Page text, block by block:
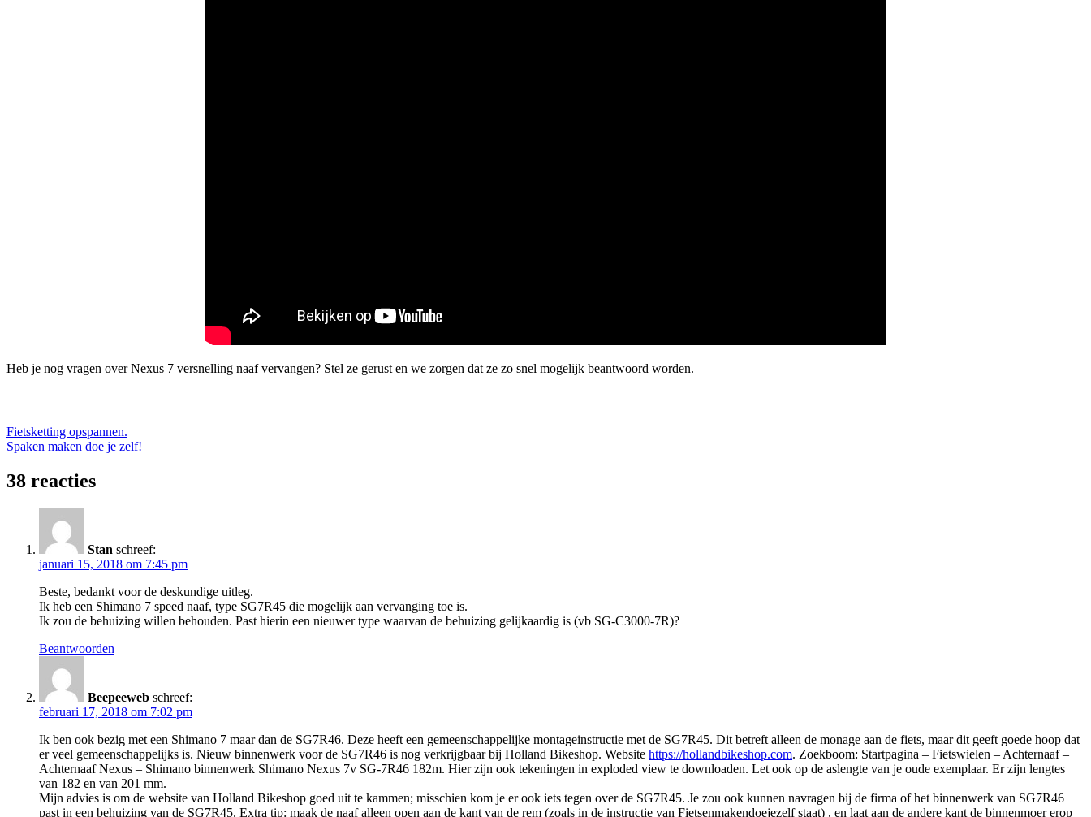
Heb je nog vragen over Nexus 7 versnelling naaf vervangen? Stel ze gerust en we zorgen dat ze zo snel mogelijk beantwoord worden.
Bericht
navigatie
Vorige
bericht:
Fietsketting opspannen.
Volgende
Spaken maken doe je zelf!
38 reacties
Stan schreef:
januari 15, 2018 om 7:45 pm
Beste, bedankt voor de deskundige uitleg.
Ik heb een Shimano 7 speed naaf, type SG7R45 die mogelijk aan vervanging toe is.
Ik zou de behuizing willen behouden. Past hierin een nieuwer type waarvan de behuizing gelijkaardig is (vb SG-C3000-7R)?
Beantwoorden
Beepeeweb schreef:
februari 17, 2018 om 7:02 pm
Ik ben ook bezig met een Shimano 7 maar dan de SG7R46. Deze heeft een gemeenschappelijke montageinstructie met de SG7R45. Dit betreft alleen de monage aan de fiets, maar dit geeft goede hoop dat
er veel gemeenschappelijks is. Nieuw binnenwerk voor de SG7R46 is nog verkrijgbaar bij Holland Bikeshop. Website https://hollandbikeshop.com. Zoekboom: Startpagina – Fietswielen – Achternaaf –
Achternaaf Nexus – Shimano binnenwerk Shimano Nexus 7v SG-7R46 182m. Hier zijn ook tekeningen in exploded view te downloaden. Let ook op de aslengte van je oude exemplaar. Er zijn lengtes
van 182 en van 201 mm.
Mijn advies is om de website van Holland Bikeshop goed uit te kammen; misschien kom je er ook iets tegen over de SG7R45. Je zou ook kunnen navragen bij de firma of het binnenwerk van SG7R46
past in een behuizing van de SG7R45. Extra tip: maak de naaf alleen open aan de kant van de rem (zoals in de instructie van Fietsenmakendoejezelf staat) , en laat aan de andere kant de binnenmoer erop